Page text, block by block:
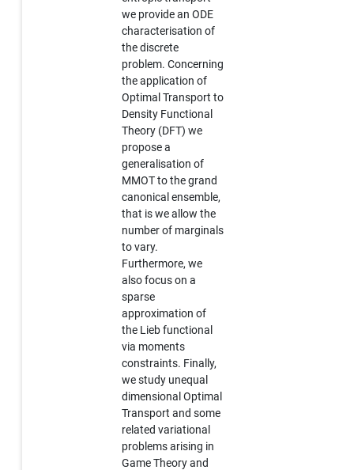
we provide an ODE
characterisation of
the discrete
problem. Concerning
the application of
Optimal Transport to
Density Functional
Theory (DFT) we
propose a
generalisation of
MMOT to the grand
canonical ensemble,
that is we allow the
number of marginals
to vary.
Furthermore, we
also focus on a
sparse
approximation of
the Lieb functional
via moments
constraints. Finally,
we study unequal
dimensional Optimal
Transport and some
related variational
problems arising in
Game Theory and